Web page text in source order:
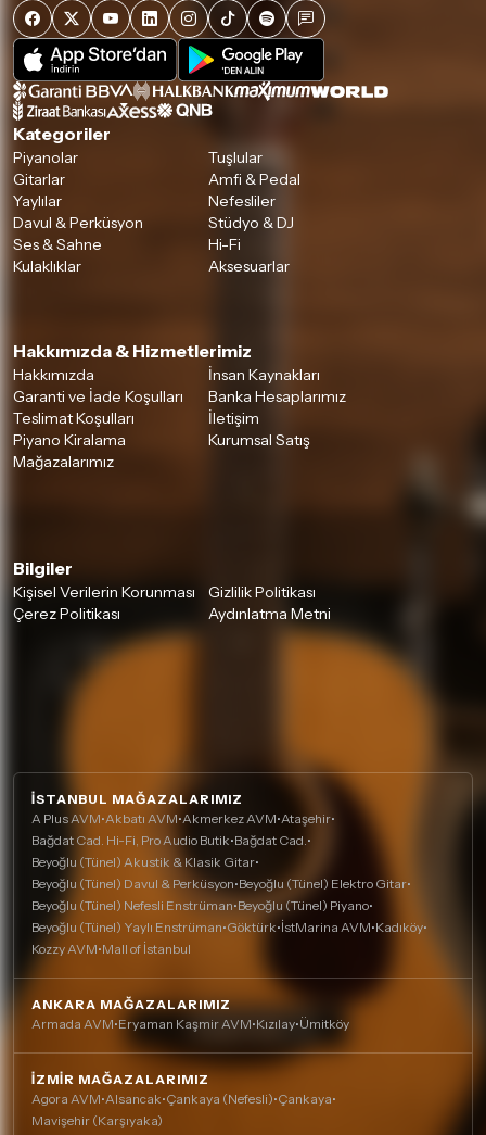
Kategoriler
Piyanolar
Tuşlular
Gitarlar
Amfi & Pedal
Yaylılar
Nefesliler
Davul & Perküsyon
Stüdyo & DJ
Ses & Sahne
Hi-Fi
Kulaklıklar
Aksesuarlar
Hakkımızda & Hizmetlerimiz
Hakkımızda
İnsan Kaynakları
Garanti ve İade Koşulları
Banka Hesaplarımız
Teslimat Koşulları
İletişim
Piyano Kiralama
Kurumsal Satış
Mağazalarımız
Bilgiler
Kişisel Verilerin Korunması
Gizlilik Politikası
Çerez Politikası
Aydınlatma Metni
İSTANBUL MAĞAZALARIMIZ
A Plus AVM•Akbatı AVM•Akmerkez AVM•Ataşehir•
Bağdat Cad. Hi-Fi, Pro Audio Butik•Bağdat Cad.•
Beyoğlu (Tünel) Akustik & Klasik Gitar•
Beyoğlu (Tünel) Davul & Perküsyon•Beyoğlu (Tünel) Elektro Gitar•
Beyoğlu (Tünel) Nefesli Enstrüman•Beyoğlu (Tünel) Piyano•
Beyoğlu (Tünel) Yaylı Enstrüman•Göktürk•İstMarina AVM•Kadıköy•
Kozzy AVM•Mall of İstanbul
ANKARA MAĞAZALARIMIZ
Armada AVM•Eryaman Kaşmir AVM•Kızılay•Ümitköy
İZMIR MAĞAZALARIMIZ
Agora AVM•Alsancak•Çankaya (Nefesli)•Çankaya•
Mavişehir (Karşıyaka)